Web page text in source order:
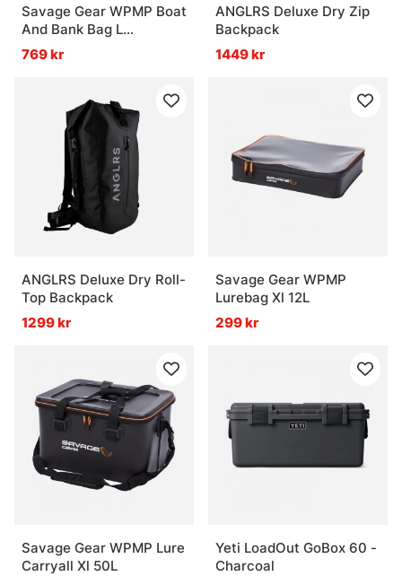
Savage Gear WPMP Boat
And Bank Bag L
36X23X28cm 24L
769 kr
ANGLRS Deluxe Dry Zip
Backpack
1449 kr
ANGLRS Deluxe Dry Roll-
Top Backpack
1299 kr
Savage Gear WPMP
Lurebag Xl 12L
299 kr
Savage Gear WPMP Lure
Carryall Xl 50L
Yeti LoadOut GoBox 60 -
Charcoal